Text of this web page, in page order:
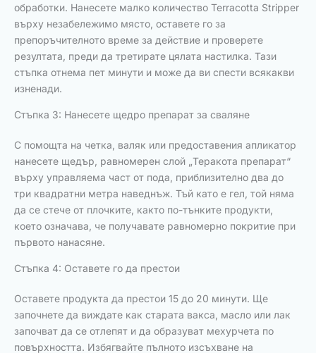
обработки. Нанесете малко количество Terracotta Stripper
върху незабележимо място, оставете го за
препоръчителното време за действие и проверете
резултата, преди да третирате цялата настилка. Тази
стъпка отнема пет минути и може да ви спести всякакви
изненади.
Стъпка 3: Нанесете щедро препарат за сваляне
С помощта на четка, валяк или предоставения апликатор
нанесете щедър, равномерен слой „Теракота препарат“
върху управляема част от пода, приблизително два до
три квадратни метра наведнъж. Тъй като е гел, той няма
да се стече от плочките, както по-тънките продукти,
което означава, че получавате равномерно покритие при
първото нанасяне.
Стъпка 4: Оставете го да престои
Оставете продукта да престои 15 до 20 минути. Ще
започнете да виждате как старата вакса, масло или лак
започват да се отлепят и да образуват мехурчета по
повърхността. Избягвайте пълното изсъхване на